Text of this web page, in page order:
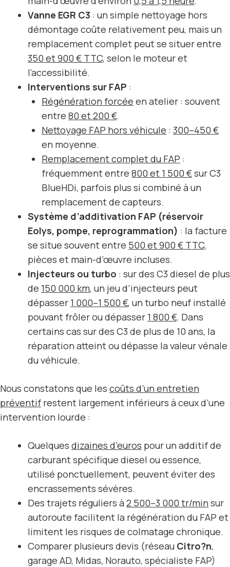
Vanne EGR C3 : un simple nettoyage hors
démontage coûte relativement peu, mais un
remplacement complet peut se situer entre
350 et 900 € TTC, selon le moteur et
l’accessibilité.
Interventions sur FAP :
Régénération forcée en atelier : souvent
entre 80 et 200 €.
Nettoyage FAP hors véhicule : 300–450 €
en moyenne.
Remplacement complet du FAP :
fréquemment entre 800 et 1 500 €sur C3
BlueHDi, parfois plus si combiné à un
remplacement de capteurs.
Système d’additivation FAP (réservoir
Eolys, pompe, reprogrammation) : la facture
se situe souvent entre 500 et 900 € TTC,
pièces et main-d’œuvre incluses.
Injecteurs ou turbo : sur des C3 diesel de plus
de 150 000 km, un jeu d’injecteurs peut
dépasser 1 000–1 500 €, un turbo neuf installé
pouvant frôler ou dépasser 1 800 €. Dans
certains cas sur des C3 de plus de 10 ans, la
réparation atteint ou dépasse la valeur vénale
du véhicule.
Nous constatons que les coûts d’un entretien
préventif restent largement inférieurs à ceux d’une
intervention lourde :
Quelques dizaines d’euros pour un additif de
carburant spécifique diesel ou essence,
utilisé ponctuellement, peuvent éviter des
encrassements sévères.
Des trajets réguliers à 2 500–3 000 tr/min sur
autoroute facilitent la régénération du FAP et
limitent les risques de colmatage chronique.
Comparer plusieurs devis (réseau Citro?n,
garage AD, Midas, Norauto, spécialiste FAP)